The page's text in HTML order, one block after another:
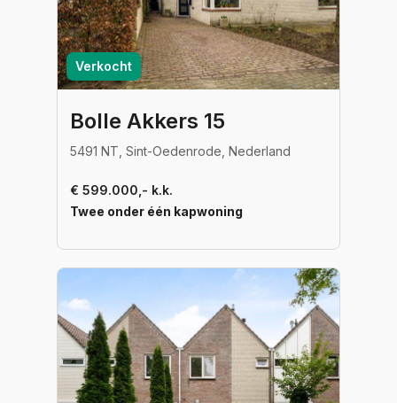
Verkocht
Bolle Akkers 15
5491 NT, Sint-Oedenrode, Nederland
€ 599.000,- k.k.
Twee onder één kapwoning